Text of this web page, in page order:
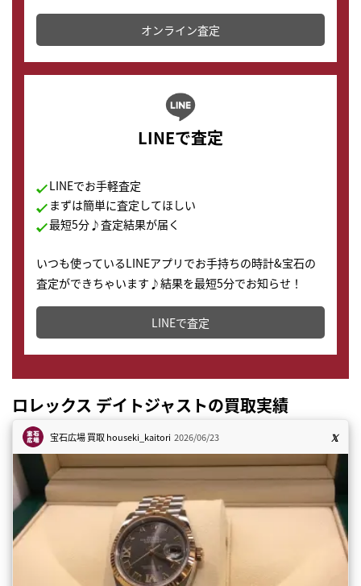
かります。
オンライン査定
LINEで査定
LINEでお手軽査定
まずは簡単に査定してほしい
最短5分♪査定結果が届く
いつも使っているLINEアプリでお手持ちの時計&宝石の
査定ができちゃいます♪結果を最短5分でお知らせ！
どこからでもすぐに査定金額を知ることが出来ます。
LINEで査定
ロレックス デイトジャストの買取実績
宝石広場 買取houseki_kaitori 2026/06/23